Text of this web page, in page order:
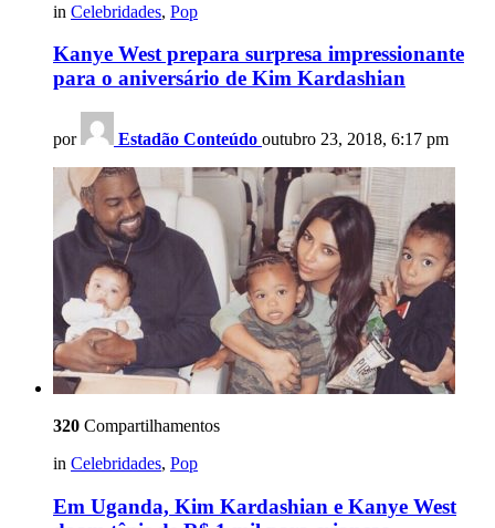
in Celebridades, Pop
Kanye West prepara surpresa impressionante
para o aniversário de Kim Kardashian
por Estadão Conteúdo outubro 23, 2018, 6:17 pm
320 Compartilhamentos
in Celebridades, Pop
Em Uganda, Kim Kardashian e Kanye West